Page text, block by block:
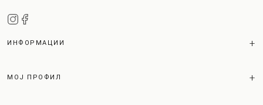
ИНФОРМАЦИИ
МОЈ ПРОФИЛ